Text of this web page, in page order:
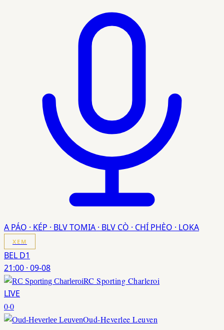
A PÁO · KÉP · BLV TOMIA · BLV CÒ · CHÍ PHÈO · LOKA
XEM
BEL D1
21:00 · 09-08
RC Sporting Charleroi
LIVE
0·0
Oud-Heverlee Leuven